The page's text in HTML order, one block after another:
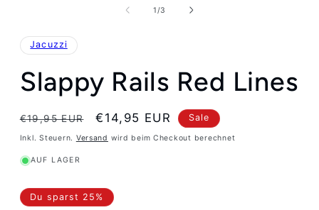
1/von
3
Jacuzzi
Slappy Rails Red Lines
Normaler
Preis
€19,95 EUR Verkaufspreis
€14,95 EUR Sale
Inkl. Steuern. Versand wird beim Checkout berechnet
AUF LAGER
Du sparst 25%